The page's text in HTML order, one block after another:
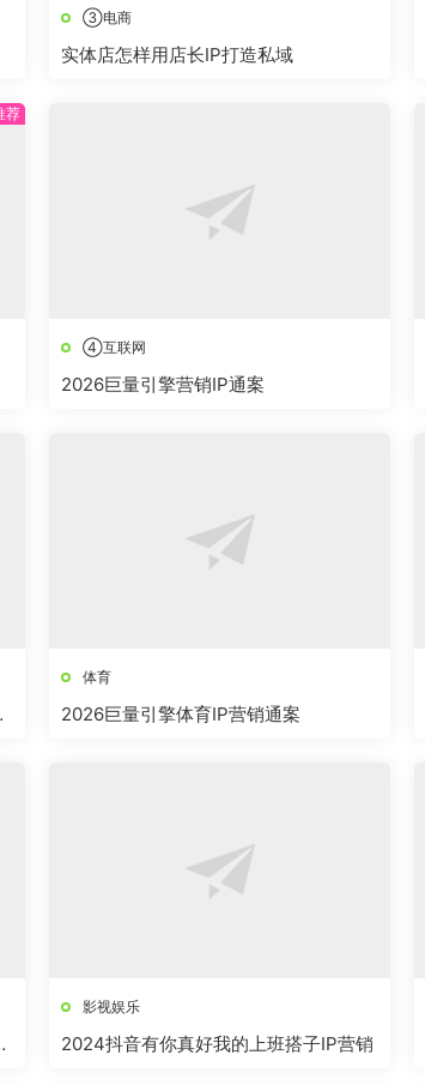
③电商
实体店怎样用店长IP打造私域
④互联网
2026巨量引擎营销IP通案
体育
2026巨量引擎体育IP营销通案
影视娱乐
2024抖音有你真好我的上班搭子IP营销